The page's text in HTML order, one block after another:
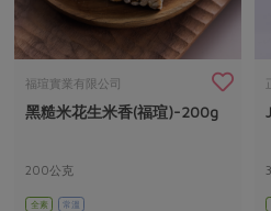
福瑄實業有限公司
黑糙米花生米香(福瑄)-200g
200公克
全素 常溫